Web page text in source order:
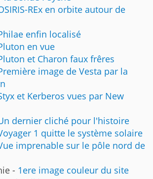
REx en orbite autour de
enfin localisé
en vue
et Charon faux frêres
image de Vesta par la
et Kerberos vues par New
dernier cliché pour l'histoire
1 quitte le système solaire
imprenable sur le pôle nord de
- 1ere image couleur du site